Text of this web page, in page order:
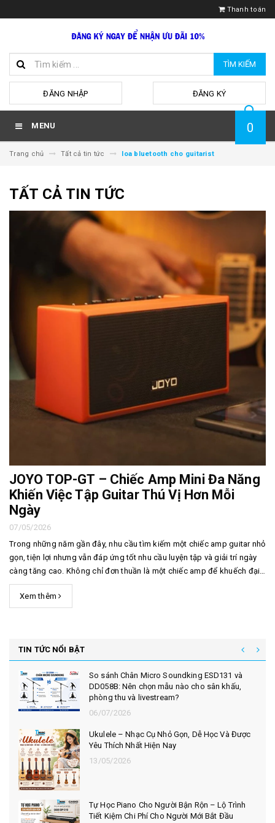
Thanh toán
TÌM KIẾM
ĐĂNG NHẬP ĐĂNG KÝ
MENU 0
Trang chủ Tất cả tin tức loa bluetooth cho guitarist
TẤT CẢ TIN TỨC
JOYO TOP-GT – Chiếc Amp Mini Đa Năng
Khiến Việc Tập Guitar Thú Vị Hơn Mỗi
Ngày
07/05/2026
Trong những năm gần đây, nhu cầu tìm kiếm một chiếc amp guitar nhỏ
gọn, tiện lợi nhưng vẫn đáp ứng tốt nhu cầu luyện tập và giải trí ngày
càng tăng cao. Không chỉ đơn thuần là một chiếc amp để khuếch đại
tiếng đàn, người chơi hiện đại còn muốn thiết bị của mình có thể kết
nối Bluetooth, phát nhạc...
Xem thêm
TIN TỨC NỔI BẬT
So sánh Chân Micro Soundking ESD131 và
DD058B: Nên chọn mẫu nào cho sân khấu,
phòng thu và livestream?
06/07/2026
Ukulele – Nhạc Cụ Nhỏ Gọn, Dễ Học Và Được
Yêu Thích Nhất Hiện Nay
13/05/2026
Tự Học Piano Cho Người Bận Rộn – Lộ Trình
Tiết Kiệm Chi Phí Cho Người Mới Bắt Đầu